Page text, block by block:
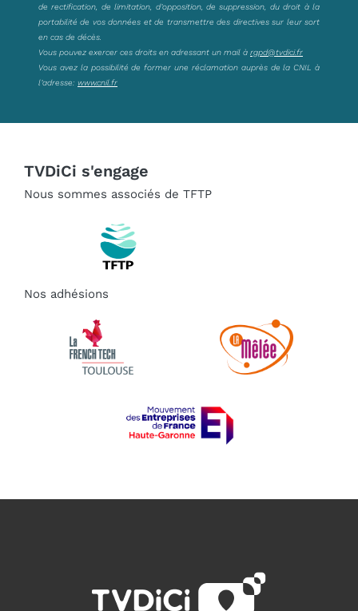
de rectification, de limitation, d’opposition, de suppression, du droit à la
portabilité de vos données et de transmettre des directives sur leur sort
en cas de décès.
Vous pouvez exercer ces droits en adressant un mail à rgpd@tvdici.fr
Vous avez la possibilité de former une réclamation auprès de la CNIL à
l’adresse: www.cnil.fr
TVDiCi s'engage
Nous sommes associés de TFTP
Nos adhésions